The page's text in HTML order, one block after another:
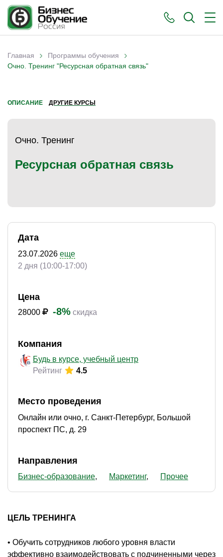
Вы здесь
Главная › Программы обучения ›
Очно. Тренинг "Ресурсная обратная связь"
ОПИСАНИЕ ДРУГИЕ КУРСЫ
Очно. Тренинг
Ресурсная обратная связь
Дата
23.07.2026 еще
2 дня (10:00-17:00)
Цена
28000 -8% скидка
Компания
Будь в курсе, учебный центр
Рейтинг
4.5
Место проведения
Онлайн или очно, г. Санкт-Петербург, Большой
проспект ПС, д. 29
Направления
Бизнес-образование Маркетинг Прочее
ЦЕЛЬ ТРЕНИНГА
• Обучить сотрудников любого уровня власти
эффективно взаимодействовать с подчиненными через